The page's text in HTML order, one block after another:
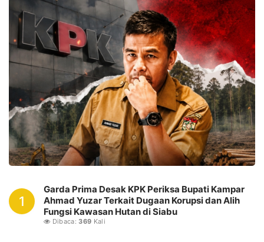
1
Garda Prima Desak KPK Periksa Bupati Kampar
Ahmad Yuzar Terkait Dugaan Korupsi dan Alih
Fungsi Kawasan Hutan di Siabu
Dibaca:369 Kali